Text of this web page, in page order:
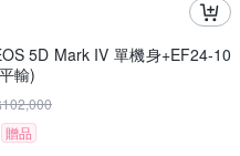
5D Mark IV 單機身+EF24-10
輸)
102,000
贈品